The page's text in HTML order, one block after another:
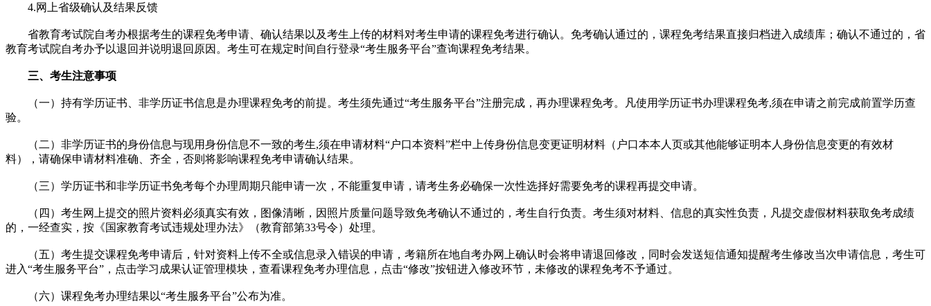
4.网上省级确认及结果反馈
省教育考试院自考办根据考生的课程免考申请、确认结果以及考生上传的材料对考生申请的课程免考进行确认。免考确认通过的，课程免考结果直接归档进入成绩库；确认不通过的，省
教育考试院自考办予以退回并说明退回原因。考生可在规定时间自行登录“考生服务平台”查询课程免考结果。
三、考生注意事项
（一）持有学历证书、非学历证书信息是办理课程免考的前提。考生须先通过“考生服务平台”注册完成，再办理课程免考。凡使用学历证书办理课程免考,须在申请之前完成前置学历查
验。
（二）非学历证书的身份信息与现用身份信息不一致的考生,须在申请材料“户口本资料”栏中上传身份信息变更证明材料（户口本本人页或其他能够证明本人身份信息变更的有效材
料），请确保申请材料准确、齐全，否则将影响课程免考申请确认结果。
（三）学历证书和非学历证书免考每个办理周期只能申请一次，不能重复申请，请考生务必确保一次性选择好需要免考的课程再提交申请。
（四）考生网上提交的照片资料必须真实有效，图像清晰，因照片质量问题导致免考确认不通过的，考生自行负责。考生须对材料、信息的真实性负责，凡提交虚假材料获取免考成绩
的，一经查实，按《国家教育考试违规处理办法》（教育部第33号令）处理。
（五）考生提交课程免考申请后，针对资料上传不全或信息录入错误的申请，考籍所在地自考办网上确认时会将申请退回修改，同时会发送短信通知提醒考生修改当次申请信息，考生可
进入“考生服务平台”，点击学习成果认证管理模块，查看课程免考办理信息，点击“修改”按钮进入修改环节，未修改的课程免考不予通过。
（六）课程免考办理结果以“考生服务平台”公布为准。